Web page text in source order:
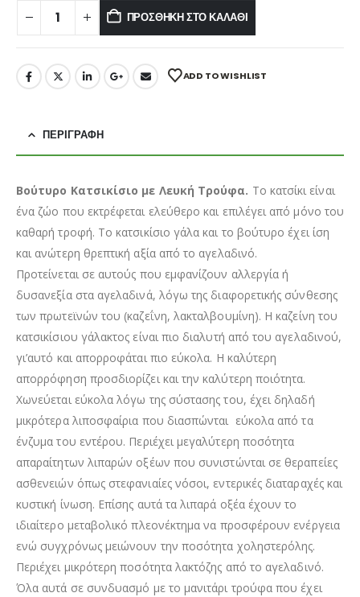
ΠΡΟΣΘΉΚΗ ΣΤΟ ΚΑΛΆΘΙ
ADD TO WISHLIST
ΠΕΡΙΓΡΑΦΉ
Βούτυρο Κατσικίσιο με Λευκή Τρούφα. Το κατσίκι είναι
ένα ζώο που εκτρέφεται ελεύθερο και επιλέγει από μόνο του
καθαρή τροφή. Το κατσικίσιο γάλα και το βούτυρο έχει ίση
και ανώτερη θρεπτική αξία από το αγελαδινό.
Προτείνεται σε αυτούς που εμφανίζουν αλλεργία ή
δυσανεξία στα αγελαδινά, λόγω της διαφορετικής σύνθεσης
των πρωτεϊνών του (καζεΐνη, λακταλβουμίνη). Η καζείνη του
κατσικίσιου γάλακτος είναι πιο διαλυτή από του αγελαδινού,
γι’αυτό και απορροφάται πιο εύκολα. Η καλύτερη
απορρόφηση προσδιορίζει και την καλύτερη ποιότητα.
Χωνεύεται εύκολα λόγω της σύστασης του, έχει δηλαδή
μικρότερα λιποσφαίρια που διασπώνται εύκολα από τα
ένζυμα του εντέρου. Περιέχει μεγαλύτερη ποσότητα
απαραίτητων λιπαρών οξέων που συνιστώνται σε θεραπείες
ασθενειών όπως στεφανιαίες νόσοι, εντερικές διαταραχές και
κυστική ίνωση. Επίσης αυτά τα λιπαρά οξέα έχουν το
ιδιαίτερο μεταβολικό πλεονέκτημα να προσφέρουν ενέργεια
ενώ συγχρόνως μειώνουν την ποσότητα χοληστερόλης.
Περιέχει μικρότερη ποσότητα λακτόζης από το αγελαδινό.
Όλα αυτά σε συνδυασμό με το μανιτάρι τρούφα που έχει